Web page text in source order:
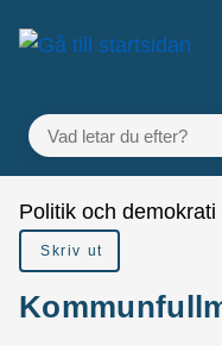
Gå till innehåll
till sidomeny
VAD LETAR DU EFTER?
Du är här:
Politik och demokrati
Skriv ut